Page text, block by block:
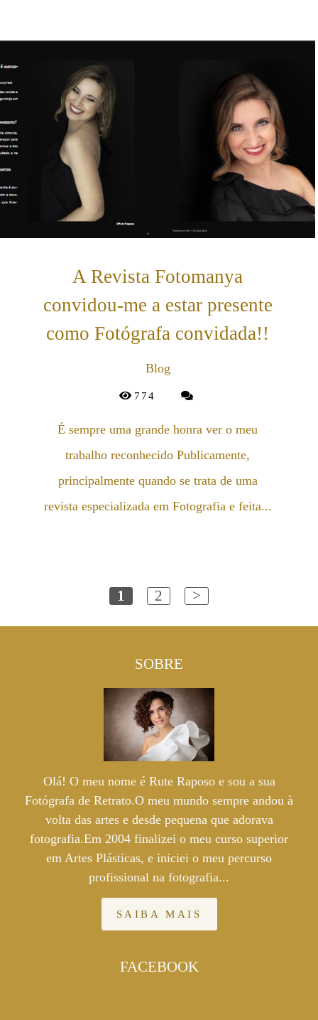
A Revista Fotomanya
convidou-me a estar presente
como Fotógrafa convidada!!
Blog
774
É sempre uma grande honra ver o meu
trabalho reconhecido Publicamente,
principalmente quando se trata de uma
revista especializada em Fotografia e feita...
1 2 >
SOBRE
Olá! O meu nome é Rute Raposo e sou a sua
Fotógrafa de Retrato.O meu mundo sempre andou à
volta das artes e desde pequena que adorava
fotografia.Em 2004 finalizei o meu curso superior
em Artes Plásticas, e iniciei o meu percurso
profissional na fotografia...
SAIBA MAIS
FACEBOOK